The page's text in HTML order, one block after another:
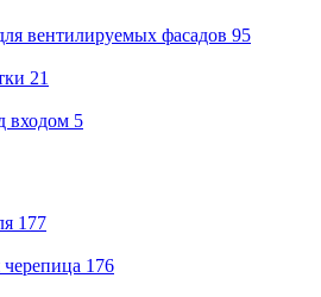
вентилируемых фасадов 95
21
входом 5
177
176